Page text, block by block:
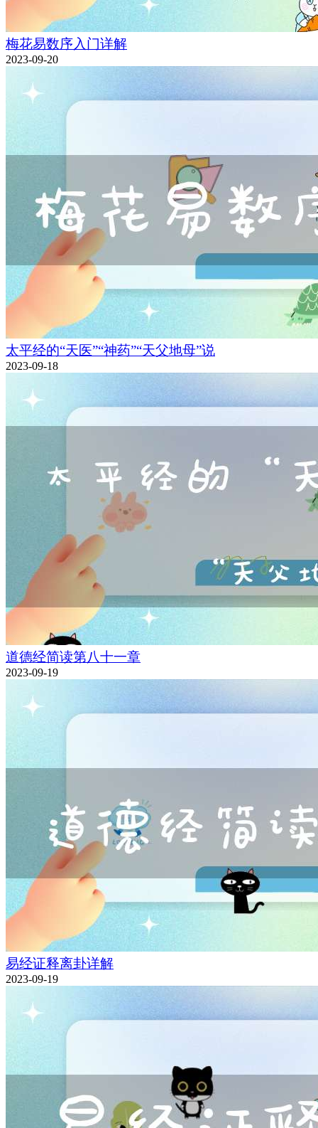
梅花易数序入门详解
2023-09-20
太平经的“天医”“神药”“天父地母”说
2023-09-18
道德经简读第八十一章
2023-09-19
易经证释离卦详解
2023-09-19